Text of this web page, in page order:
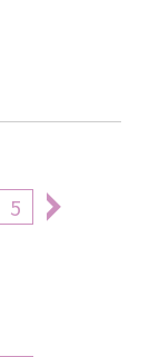
5 »